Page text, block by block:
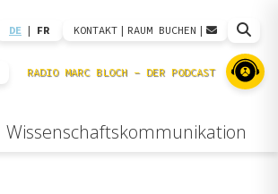
DE | FR KONTAKT | RAUM BUCHEN |
Wissenschaftskommunikation